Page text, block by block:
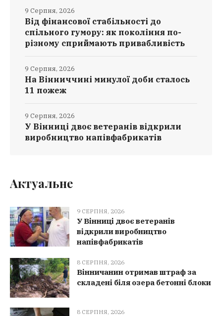
Від фінансової стабільності до
спільного гумору: як покоління по-
різному сприймають привабливість
9 Серпня, 2026
На Вінниччині минулої доби сталось
11 пожеж
9 Серпня, 2026
У Вінниці двоє ветеранів відкрили
виробництво напівфабрикатів
9 Серпня, 2026
Актуальне
9 СЕРПНЯ, 2026
У Вінниці двоє ветеранів
відкрили виробництво
напівфабрикатів
8 СЕРПНЯ, 2026
Вінничанин отримав штраф за
складені біля озера бетонні блоки
8 СЕРПНЯ, 2026